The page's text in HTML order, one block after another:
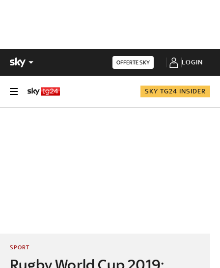
OFFERTE SKY LOGIN
SKY TG24 INSIDER
SPORT